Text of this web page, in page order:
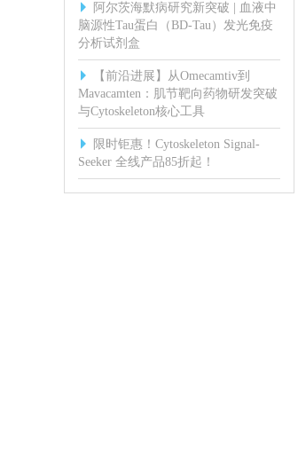
阿尔茨海默病研究新突破 | 血液中
脑源性Tau蛋白（BD-Tau）发光免疫
分析试剂盒
【前沿进展】从Omecamtiv到
Mavacamten：肌节靶向药物研发突破
与Cytoskeleton核心工具
限时钜惠！Cytoskeleton Signal-
Seeker 全线产品85折起！